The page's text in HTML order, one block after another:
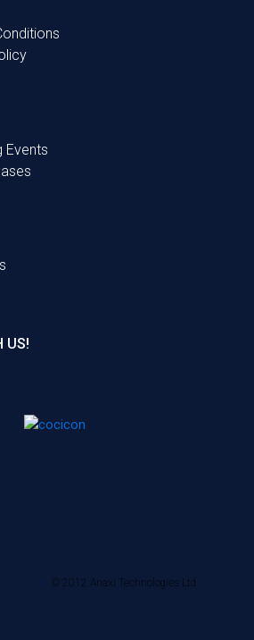
Events
US!
© 2012 Anaxi Technologies Ltd